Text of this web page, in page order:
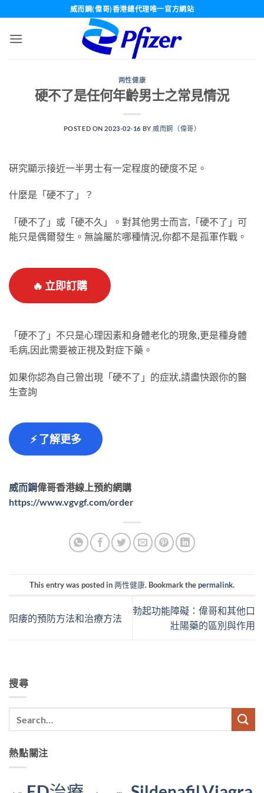
content
威而鋼(偉哥)香港總代理唯一官方網站
两性健康
硬不了是任何年齡男士之常見情況
POSTED ON2023-02-16 BY 威而鋼（偉哥）
硏究顯示接近一半男士有一定程度的硬度不足。
什麼是「硬不了」？
「硬不了」或「硬不久」。對其他男士而言,「硬不了」可
能只是偶爾發生。無論屬於哪種情況,你都不是孤軍作戰。
🔥 立即訂購
「硬不了」不只是心理因素和身體老化的現象,更是種身體
毛病,因此需要被正視及對症下藥。
如果你認為自己曾出現「硬不了」的症狀,請盡快跟你的醫
生查詢
⚡ 了解更多
威而鋼偉哥香港線上預約網購
https://www.vgvgf.com/order
This entry was posted in两性健康. Bookmark thepermalink.
阳痿的預防方法和治療方法
勃起功能障礙：偉哥和其他口
壯陽藥的區別與作用
搜尋
熱點關注